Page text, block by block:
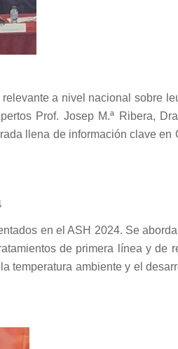
a nivel nacional sobre
Prof. Josep M.ª Ribera,
llena de información clave en
en el ASH 2024. Se
de primera línea y de
temperatura ambiente y el